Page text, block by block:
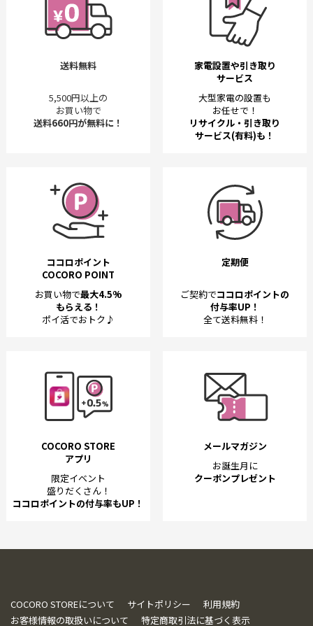
送料無料
5,500円以上の
お買い物で
送料660円が無料に！
家電設置や引き取り
サービス
大型家電の設置も
お任せで！
リサイクル・引き取り
サービス(有料)も！
ココロポイント
COCORO POINT
お買い物で最大4.5%
もらえる！
ポイ活でおトク♪
定期便
ご契約でココロポイントの
付与率UP！
全て送料無料！
COCORO STORE
アプリ
限定イベント
盛りだくさん！
ココロポイントの付与率もUP！
メールマガジン
お誕生月に
クーポンプレゼント
COCORO STOREについて サイトポリシー
利用規約
お客様情報の取扱いについて
特定商取引法に基づく表示